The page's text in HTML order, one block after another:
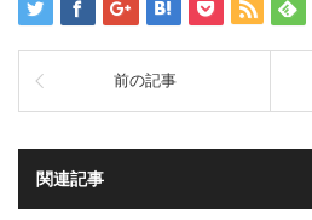
前の記事
関連記事